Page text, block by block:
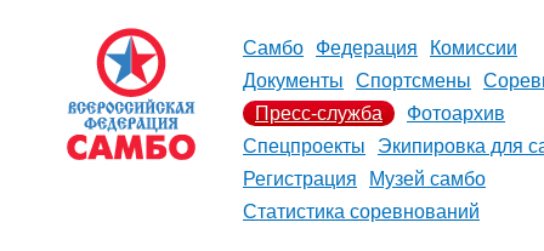
Самбо Федерация
Комиссии
Документы
Спортсмены
Пресс-служба
Фотоархив
Спецпроекты
Экипировка для
Регистрация
Музей самбо
Статистика соревнований